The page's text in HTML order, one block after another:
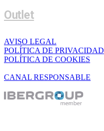
Outlet
AVISO LEGAL
POLÍTICA DE PRIVACIDAD
POLÍTICA DE COOKIES
CANAL RESPONSABLE